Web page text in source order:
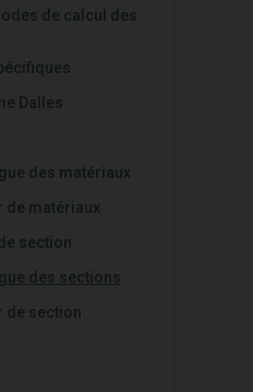
de calcul des
Dalles
des matériaux
de matériaux
section
des sections
de section